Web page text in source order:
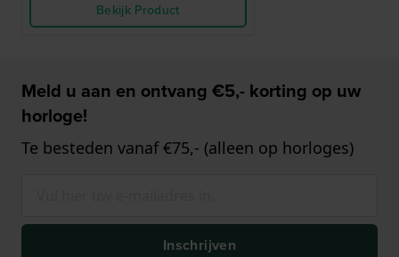
Bekijk Product
Meld u aan en ontvang €5,- korting op uw
horloge!
Te besteden vanaf €75,- (alleen op horloges)
Inschrijven